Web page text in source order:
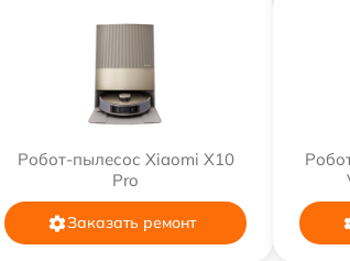
Робот-пылесос Xiaomi X10
Pro
Заказать ремонт